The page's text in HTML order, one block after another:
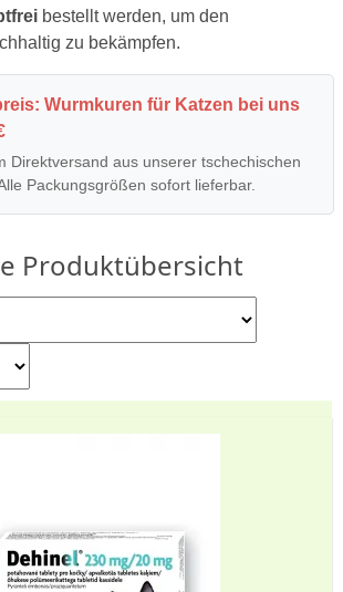
bestellt werden, um den
zu bekämpfen.
Wurmkuren für Katzen bei uns
Direktversand aus unserer tschechischen
Packungsgrößen sofort lieferbar.
Produktübersicht